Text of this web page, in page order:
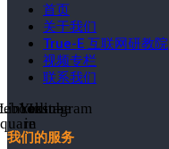
首页
关于我们
True-E 互联网研教院
视频专栏
联系我们
in
Youtube
Instagram
我们的服务